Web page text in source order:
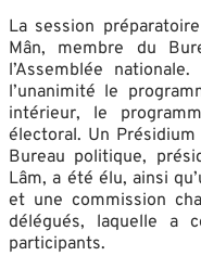
La session
Mân, membre du
l’Assemblée
l’unanimité le
intérieur, le
électoral. Un
Bureau politique,
Lâm, a été élu, ainsi
et une commission
délégués, laquelle a
participants.